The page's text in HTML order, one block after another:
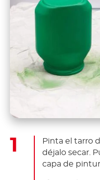
Pinta el tarro
déjalo secar.
capa de